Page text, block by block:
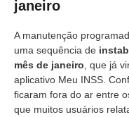
janeiro
A manutenção
uma sequência de
mês de janeiro , que já
aplicativo Meu INSS.
ficaram fora do ar entre
que muitos usuários